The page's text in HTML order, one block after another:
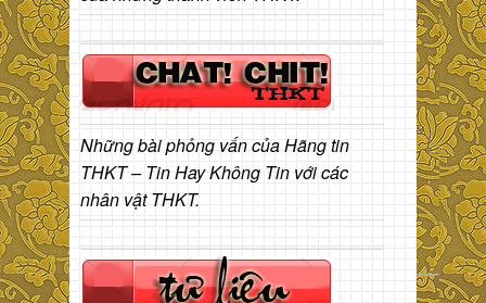
Những bài phỏng vấn của Hãng tin
THKT – Tin Hay Không Tin với các
nhân vật THKT.